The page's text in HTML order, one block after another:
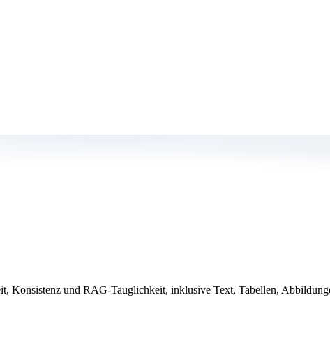
Konsistenz und RAG-Tauglichkeit, inklusive Text, Tabellen,